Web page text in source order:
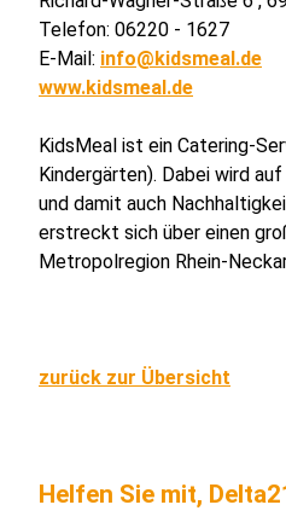
Telefon: 06220 - 1627
E-Mail: info@kidsmeal.de
www.kidsmeal.de
KidsMeal ist ein Catering-
Kindergärten). Dabei wird
und damit auch
erstreckt sich über einen
Metropolregion Rhein-
zurück zur Übersicht
Helfen Sie mit,